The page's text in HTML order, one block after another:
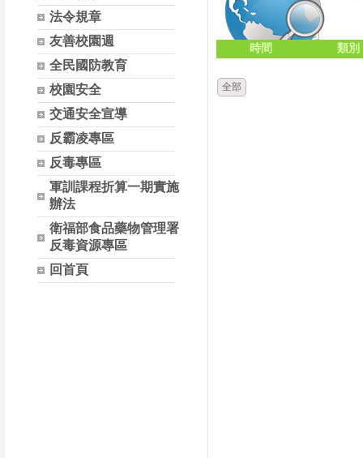
法令規章
友善校園週
全民國防教育
校園安全
交通安全宣導
反霸凌專區
反毒專區
軍訓課程折算一期實施
辦法
衛福部食品藥物管理署
反毒資源專區
回首頁
時間 類別
全部